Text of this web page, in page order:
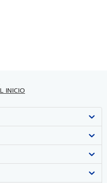
INICIO